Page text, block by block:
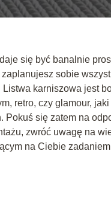
się być banalnie
sobie
karniszowa jest
retro, czy glamour,
Pokuś się zatem na
zwróć uwagę na
na Ciebie